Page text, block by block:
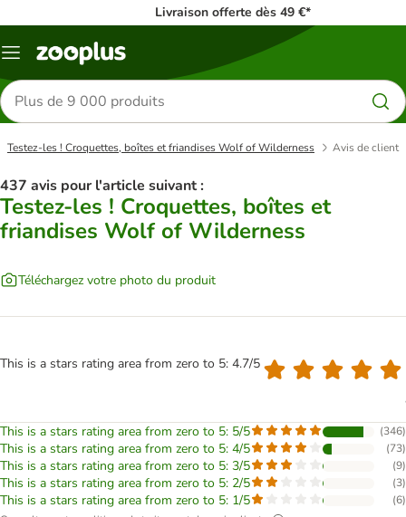
Livraison offerte dès 49 €*
Menu
Rechercher
des
produits
Testez-les ! Croquettes, boîtes et friandises Wolf of Wilderness Avis de client
437 avis pour l'article suivant :
Testez-les ! Croquettes, boîtes et
friandises Wolf of Wilderness
Téléchargez votre photo du produit
This is a stars rating area from zero to 5: 4.7/5
This is a stars rating area from zero to 5: 5/5 (346)
This is a stars rating area from zero to 5: 4/5 (73)
This is a stars rating area from zero to 5: 3/5 (9)
This is a stars rating area from zero to 5: 2/5 (3)
This is a stars rating area from zero to 5: 1/5 (6)